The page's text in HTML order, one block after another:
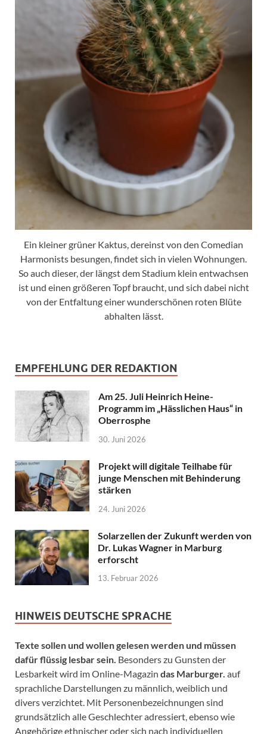
Ein kleiner grüner Kaktus, dereinst von den Comedian
Harmonists besungen, findet sich in vielen Wohnungen.
So auch dieser, der längst dem Stadium klein entwachsen
ist und einen größeren Topf braucht, und sich dabei nicht
von der Entfaltung einer wunderschönen roten Blüte
abhalten lässt.
EMPFEHLUNG DER REDAKTION
Am 25. Juli Heinrich Heine-
Programm im „Hässlichen Haus“ in
Oberrosphe
30. Juni 2026
Projekt will digitale Teilhabe für
junge Menschen mit Behinderung
stärken
24. Juni 2026
Solarzellen der Zukunft werden von
Dr. Lukas Wagner in Marburg
erforscht
13. Februar 2026
HINWEIS DEUTSCHE SPRACHE
Texte sollen und wollen gelesen werden und müssen
dafür flüssig lesbar sein. Besonders zu Gunsten der
Lesbarkeit wird im Online-Magazin das Marburger. auf
sprachliche Darstellungen zu männlich, weiblich und
divers verzichtet. Mit Personenbezeichnungen sind
grundsätzlich alle Geschlechter adressiert, ebenso wie
Angehörige ethnischer oder sich nach individuellen